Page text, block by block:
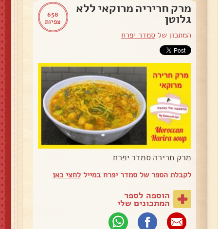
658
צפיות
מרק חריריה מרוקאי ללא
גלוטן
המתכון שלסמדר יפרח
מרק חרירה סמדר יפרח
לקבלת הספר של סמדר יפרח במייללחצי כאן
הוספה לספר
המתכונים שלי